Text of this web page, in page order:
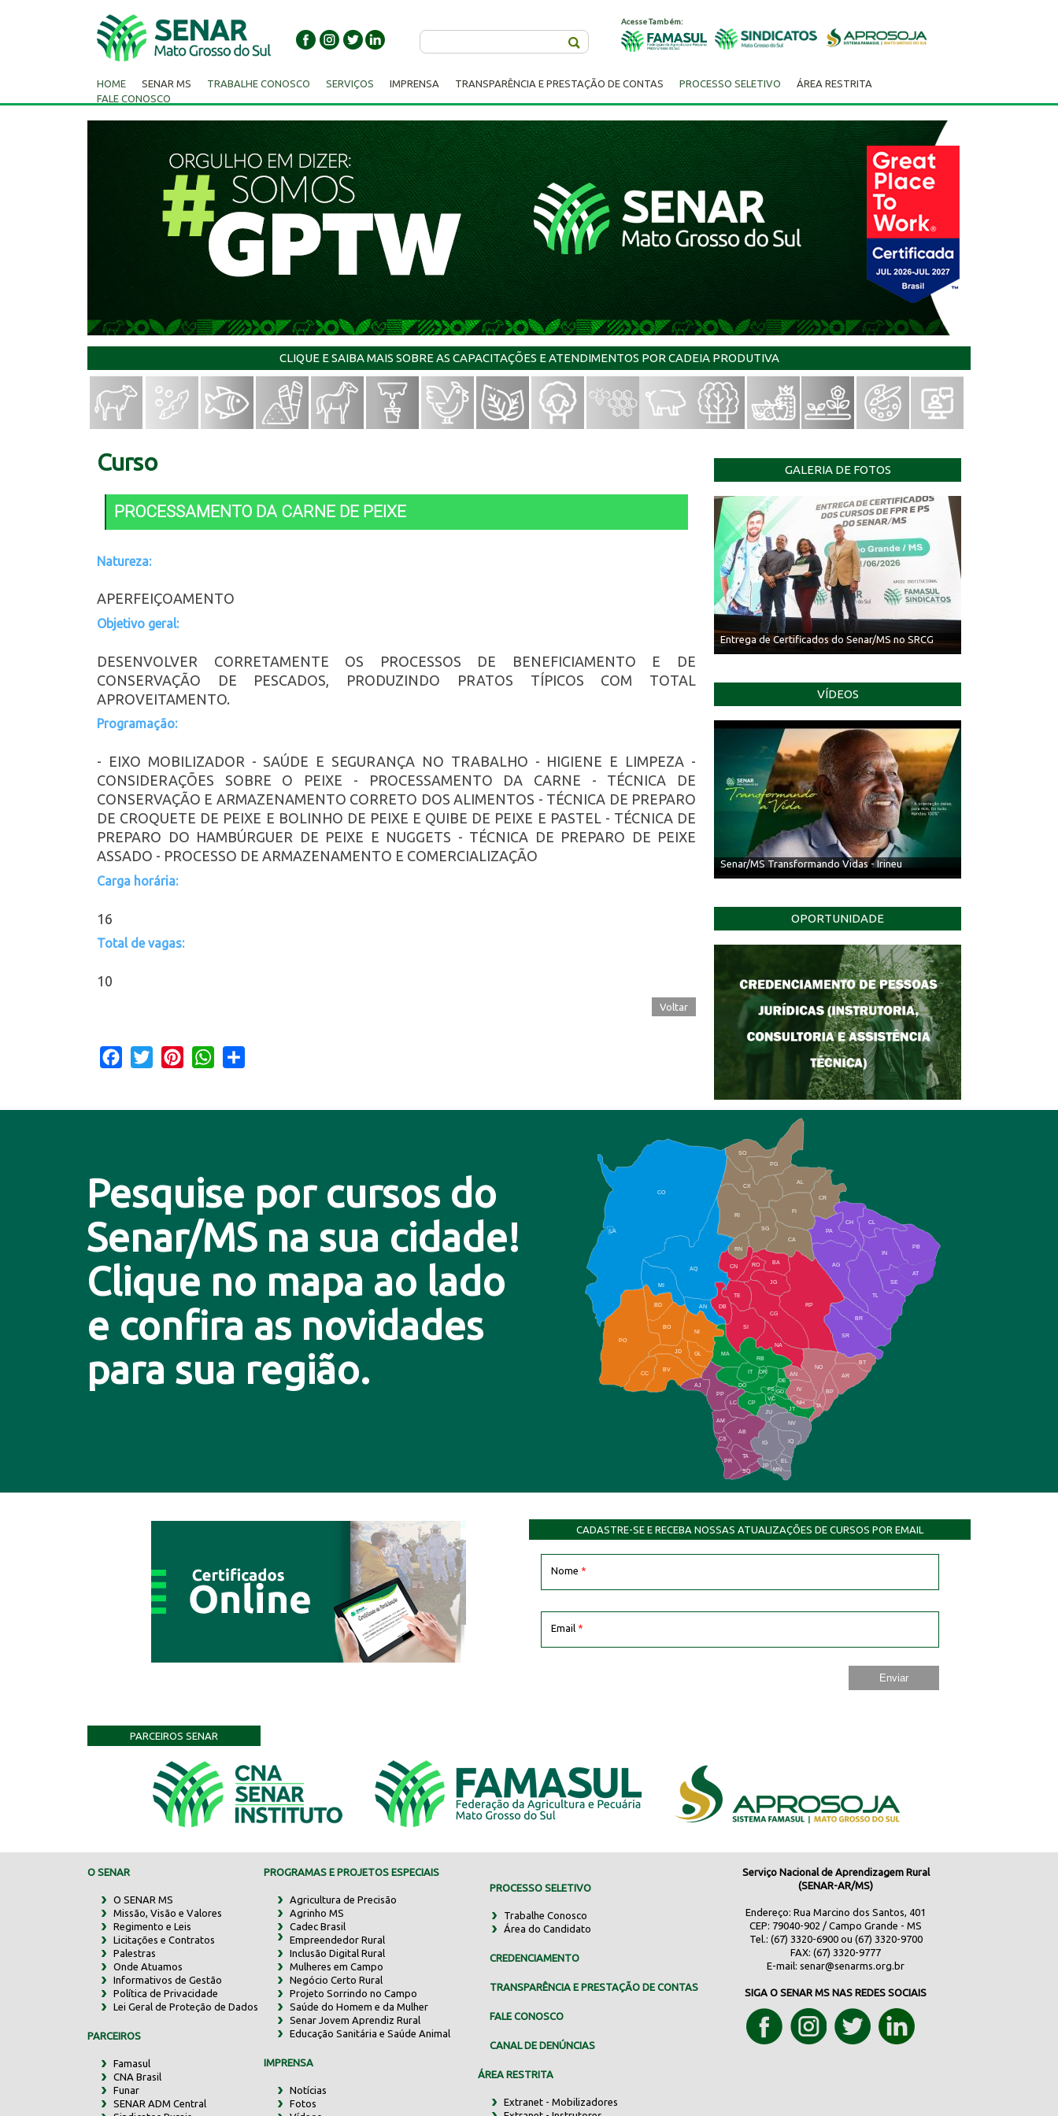
Acesse Também:
HOME SENAR MS TRABALHE CONOSCO SERVIÇOS IMPRENSA TRANSPARÊNCIA E PRESTAÇÃO DE CONTAS PROCESSO SELETIVO
ÁREA RESTRITA
FALE CONOSCO
CLIQUE E SAIBA MAIS SOBRE AS CAPACITAÇÕES E ATENDIMENTOS POR CADEIA PRODUTIVA
GALERIA DE FOTOS
Entrega de Certificados do Senar/MS no SRCG
VÍDEOS
Senar/MS Transformando Vidas - Irineu
OPORTUNIDADE
Curso
PROCESSAMENTO DA CARNE DE PEIXE
Natureza:
APERFEIÇOAMENTO
Objetivo geral:
DESENVOLVER CORRETAMENTE OS PROCESSOS DE BENEFICIAMENTO E DE
CONSERVAÇÃO DE PESCADOS, PRODUZINDO PRATOS TÍPICOS COM TOTAL
APROVEITAMENTO.
Programação:
- EIXO MOBILIZADOR - SAÚDE E SEGURANÇA NO TRABALHO - HIGIENE E LIMPEZA -
CONSIDERAÇÕES SOBRE O PEIXE - PROCESSAMENTO DA CARNE - TÉCNICA DE
CONSERVAÇÃO E ARMAZENAMENTO CORRETO DOS ALIMENTOS - TÉCNICA DE PREPARO
DE CROQUETE DE PEIXE E BOLINHO DE PEIXE E QUIBE DE PEIXE E PASTEL - TÉCNICA DE
PREPARO DO HAMBÚRGUER DE PEIXE E NUGGETS - TÉCNICA DE PREPARO DE PEIXE
ASSADO - PROCESSO DE ARMAZENAMENTO E COMERCIALIZAÇÃO
Carga horária:
16
Total de vagas:
10
Voltar
Facebook
Twitter PinterestWhatsApp
Pesquise por cursos do
Senar/MS na sua cidade!
Clique no mapa ao lado
e confira as novidades
para sua região.
CO
AQ
MI
AN
CX
RI
AL
CR
FI
SG
BA
CA
PA
CH CL
PB
SE
TL
AG
BR
SR
BT
AR
RP
RO
JG
CG
SI
NA
TA
NH
JT
RB
MA
IT
DR
DO
CP
JU
NV
IQ
EL
BD
BO
NI
JD
PO
BV
CC
PP
AJ
LC
AM
AB
JP
DB
TE
CS
PR
TA
SQ
IG
MN
IN
NO
BP
RN
CN
GL
AN
IV
FS
VC
GD
DE
AT
PG
SO
LA
CADASTRE-SE E RECEBA NOSSAS ATUALIZAÇÕES DE CURSOS POR EMAIL
Nome *
Email *
PARCEIROS SENAR
O SENAR
O SENAR MS
Missão, Visão e Valores
Regimento e Leis
Licitações e Contratos
Palestras
Onde Atuamos
Informativos de Gestão
Política de Privacidade
Lei Geral de Proteção de Dados
PARCEIROS
Famasul
CNA Brasil
Funar
SENAR ADM Central
PROGRAMAS E PROJETOS ESPECIAIS
Agricultura de Precisão
Agrinho MS
Cadec Brasil
Empreendedor Rural
Inclusão Digital Rural
Mulheres em Campo
Negócio Certo Rural
Projeto Sorrindo no Campo
Saúde do Homem e da Mulher
Senar Jovem Aprendiz Rural
Educação Sanitária e Saúde Animal
IMPRENSA
Notícias
Fotos
PROCESSO SELETIVO
Trabalhe Conosco
Área do Candidato
CREDENCIAMENTO
TRANSPARÊNCIA E PRESTAÇÃO DE CONTAS
FALE CONOSCO
CANAL DE DENÚNCIAS
ÁREA RESTRITA
Extranet - Mobilizadores
Serviço Nacional de Aprendizagem Rural
(SENAR-AR/MS)
Endereço: Rua Marcino dos Santos, 401
CEP: 79040-902 / Campo Grande - MS
Tel.: (67) 3320-6900 ou (67) 3320-9700
FAX: (67) 3320-9777
E-mail:senar@senarms.org.br
SIGA O SENAR MS NAS REDES SOCIAIS